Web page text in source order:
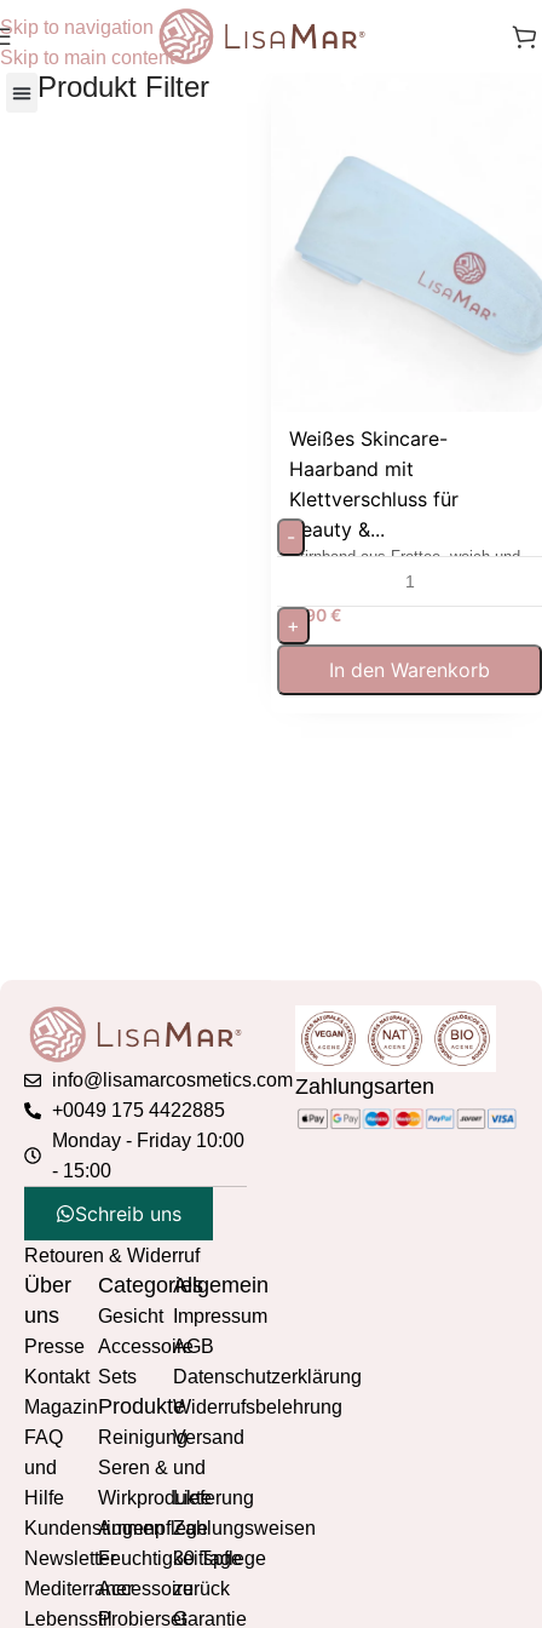
Skip to navigation
Skip to main content
Produkt Filter
Weißes Skincare-
Haarband mit
Klettverschluss für
Beauty &...
Stirnband aus Frottee, weich und
waschbar für Gesichtspflege
5,90€
-
+
In den Warenkorb
info@lisamarcosmetics.com
+0049 175 4422885
Monday - Friday 10:00
- 15:00
Schreib uns
Retouren & Widerruf
Über
uns
Presse
Kontakt
Magazin
FAQ
und
Hilfe
Kundenstimmen
Newsletter
Mediterraner
Lebensstil
Categories
Gesicht
Accessoire
Sets
Produkte
Reinigung
Seren &
Wirkprodukte
Augenpflege
Feuchtigkeitspflege
Accessoire
Probierset
Allgemein
Impressum
AGB
Datenschutzerklärung
Widerrufsbelehrung
Versand
und
Lieferung
Zahlungsweisen
30 Tage
zurück
Garantie
Zahlungsarten